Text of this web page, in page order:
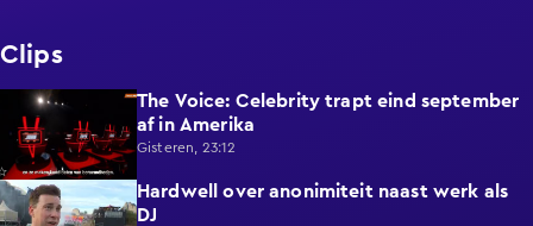
Clips
The Voice: Celebrity trapt eind september
af in Amerika
Gisteren, 23:12
1:25
Hardwell over anonimiteit naast werk als
DJ